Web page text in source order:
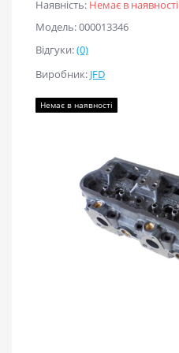
Наявність: Немає в наявності
Модель: 000013346
Відгуки:(0)
Виробник: JFD
Немає в наявності